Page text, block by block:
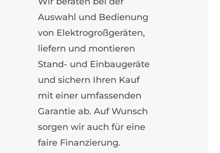
Auswahl und Bedienung
von Elektrogroßgeräten,
liefern und montieren
Stand- und Einbaugeräte
und sichern Ihren Kauf
mit einer umfassenden
Garantie ab. Auf Wunsch
sorgen wir auch für eine
faire Finanzierung.